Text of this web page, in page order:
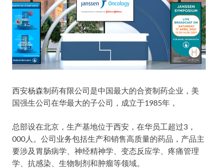
西安杨森制药有限公司是中国最大的合资制药企业，美
国强生公司在华最大的子公司，成立于1985年，
总部设在北京，生产基地位于西安，在华员工超过3，
000人。公司业务包括生产和销售高质量的药品，产品主
要涉及胃肠病学、神经精神学、变态反应学、疼痛管理
学、抗感染、生物制剂和肿瘤等领域。